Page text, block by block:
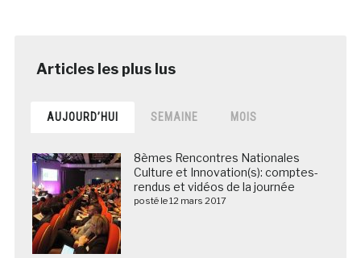
AUJOURD’HUI SEMAINE MOIS
8èmes Rencontres Nationales
Culture et Innovation(s): comptes-
rendus et vidéos de la journée
posté le 12 mars 2017